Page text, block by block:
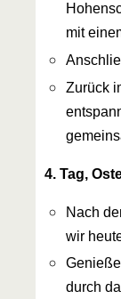
mit
Zurück
4. Tag,
Nach
wir
durch